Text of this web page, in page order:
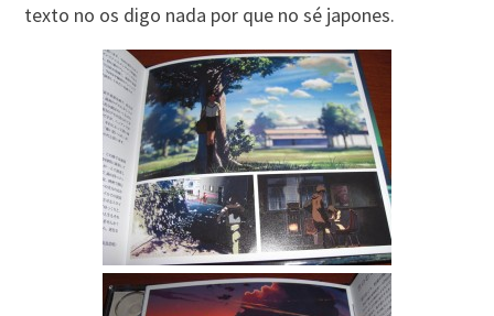
texto no os digo nada por que no sé japones.